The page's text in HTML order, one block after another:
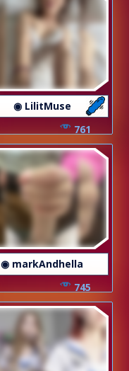
◉ LilitMuse
761
◉ markAndhella
745